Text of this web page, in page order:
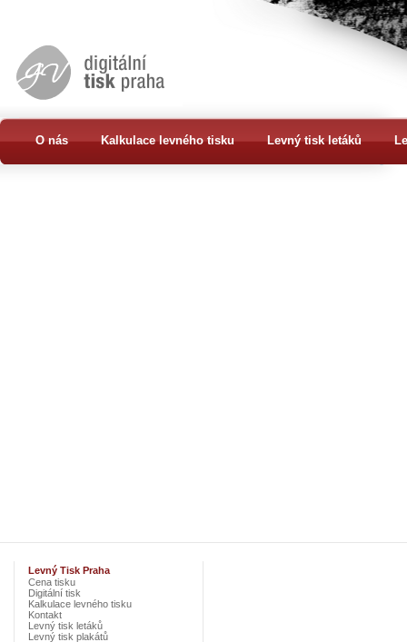
O nás Kalkulace levného tisku Levný tisk letáků
Levný Tisk Praha
Cena tisku
Digitální tisk
Kalkulace levného tisku
Kontakt
Levný tisk letáků
Levný tisk plakátů